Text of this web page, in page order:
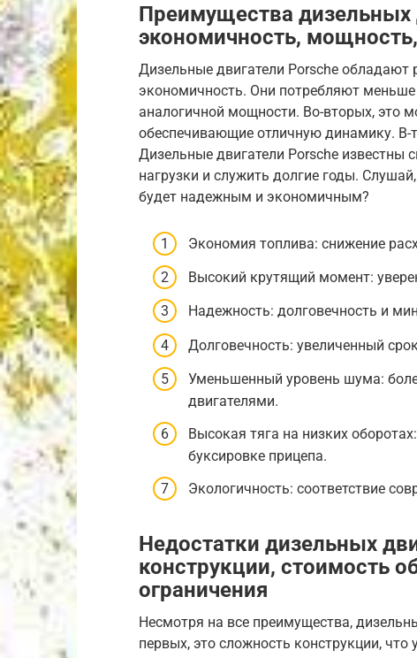
Преимущества дизельных
экономичность,
Дизельные двигатели Porsche
экономичность. Они потребляют
аналогичной мощности. Во-вторых, это
обеспечивающие отличную динамику. В-
Дизельные двигатели Porsche
нагрузки и служить долгие годы.
будет надежным и экономичным?
Экономия топлива: снижение
Высокий крутящий момент:
Надежность: долговечность и
Долговечность: увеличенный
Уменьшенный уровень шума:
двигателями.
Высокая тяга на низких
буксировке прицепа.
Экологичность: соответствие
Недостатки дизельных
конструкции, стоимость
ограничения
Несмотря на все преимущества,
первых, это сложность конструкции,